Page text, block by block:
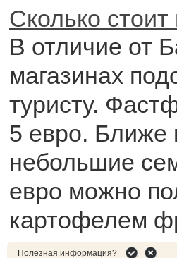
Сколько
В отличие от
магазинах
туристу.
5 евро. Ближе
небольшие
евро можно
картофелем
Полезная информация?